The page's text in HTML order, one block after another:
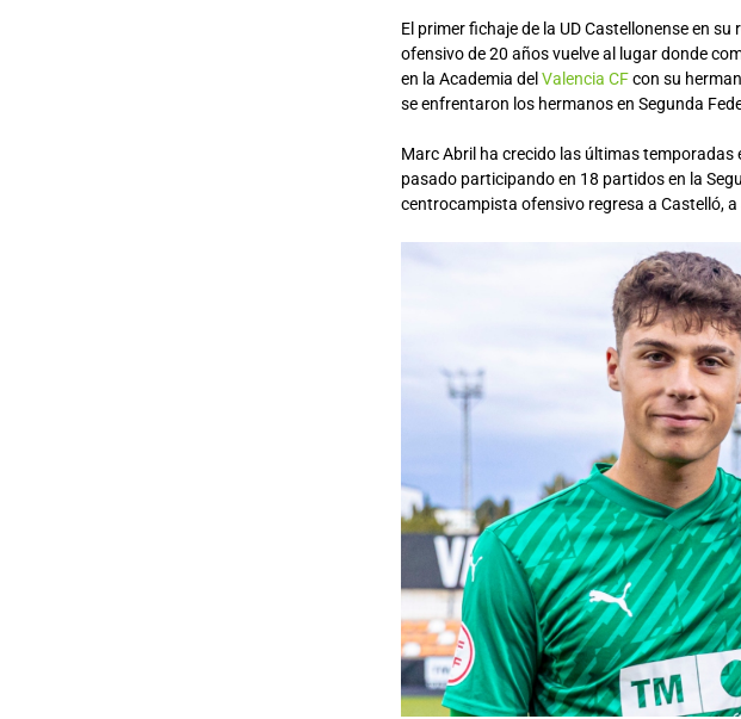
El primer fichaje de la UD Castellonense en
ofensivo de 20 años vuelve al lugar donde
en la Academia del Valencia CFcon su
se enfrentaron los hermanos en Segunda
Marc Abril ha crecido las últimas temporadas
pasado participando en 18 partidos en la
centrocampista ofensivo regresa a Castelló,